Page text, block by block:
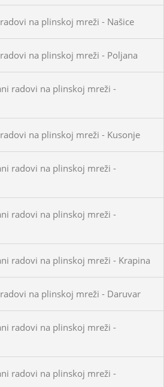
na plinskoj mreži - Našice
na plinskoj mreži - Poljana
radovi na plinskoj mreži -
na plinskoj mreži - Kusonje
radovi na plinskoj mreži -
radovi na plinskoj mreži -
radovi na plinskoj mreži - Krapina
na plinskoj mreži - Daruvar
radovi na plinskoj mreži -
radovi na plinskoj mreži -